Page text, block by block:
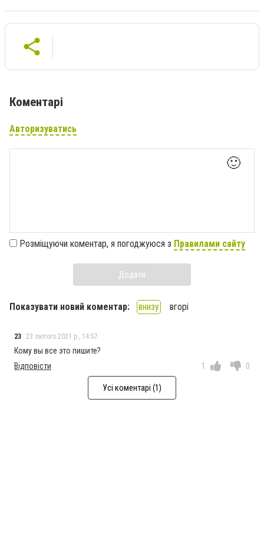
Коментарі
Авторизуватись
🙂
Розміщуючи коментар, я погоджуюся з Правилами сайту
Додати
Показувати новий коментар: внизу вгорі
23 23 лютого 2021 р., 14:57
Кому вы все это пишите?
Відповісти
1 0
Усі коментарі (1)